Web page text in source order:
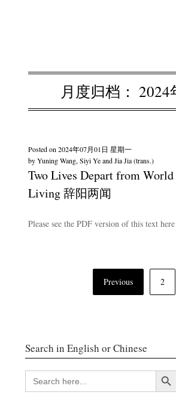
月度归档： 2024
Two Lives Depart from
Living 辞阳两闻
Posted on2024年07月01日 星期一
byYuning Wang, Siyi Ye and Jia Jia (trans.)
Please see the PDF version of this text
航
Previous 2
Search in English or Chinese
SEARCH
FOR:
搜索按钮